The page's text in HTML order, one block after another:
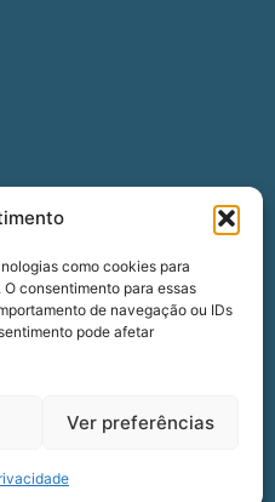
como cookies para
consentimento para essas
de navegação ou IDs
pode afetar
Ver preferências